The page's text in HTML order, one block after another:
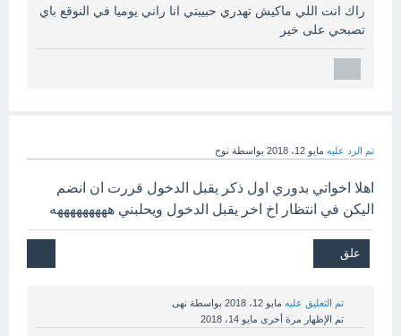
راك انت اللي ماكيش تهدري حبيبتي انا راني يوميا في النوقع باي
تصبحي على خير
تم الرد عليه مايو 12، 2018 بواسطة نوح
اهلا اخواتي بدوري اول ذكر يقبل الدخول قررت ان انضم
اليكن في انتظار اخ اخر يقبل الدخول ويحلبني هههههههههه
تم التعليق عليه مايو 12، 2018 بواسطة نهى
تم الإظهار مرة أخرى مايو 14، 2018